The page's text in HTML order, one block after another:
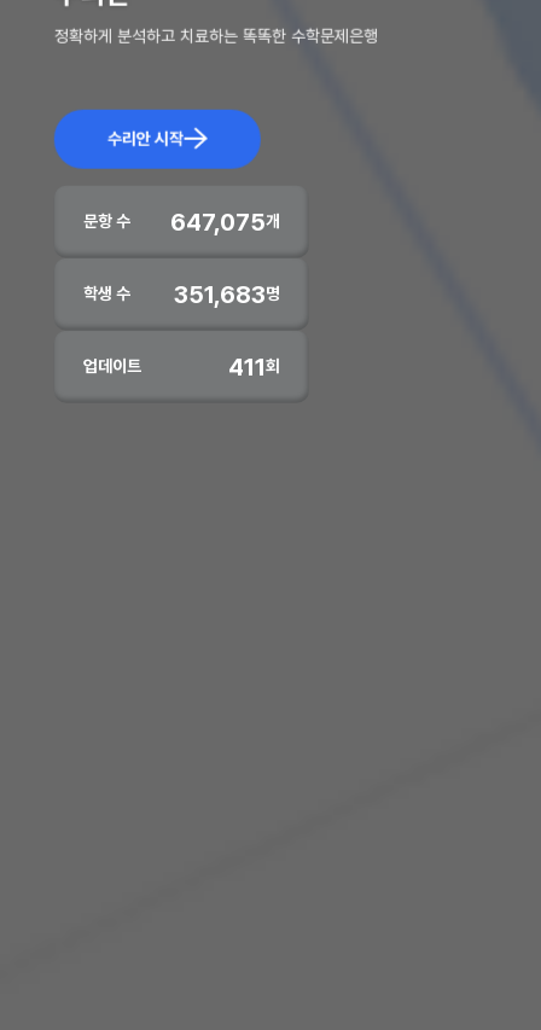
정확하게 분석하고 치료하는 똑똑한 수학문제은행
수리안 시작
문항 수 647,075개
학생 수 351,683명
업데이트 411회